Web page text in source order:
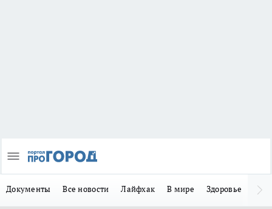
Документы Все новости Лайфхак В мире Здоровье